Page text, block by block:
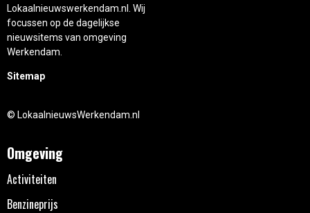
Lokaalnieuwswerkendam.nl. Wij
focussen op de dagelijkse
nieuwsitems van omgeving
Werkendam.
Sitemap
© LokaalnieuwsWerkendam.nl
Omgeving
Activiteiten
Benzineprijs